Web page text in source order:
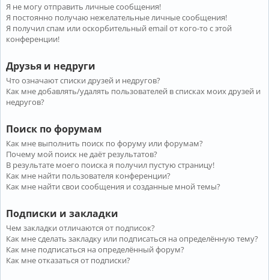
Я не могу отправить личные сообщения!
Я постоянно получаю нежелательные личные сообщения!
Я получил спам или оскорбительный email от кого-то с этой
конференции!
Друзья и недруги
Что означают списки друзей и недругов?
Как мне добавлять/удалять пользователей в списках моих друзей и
недругов?
Поиск по форумам
Как мне выполнить поиск по форуму или форумам?
Почему мой поиск не даёт результатов?
В результате моего поиска я получил пустую страницу!
Как мне найти пользователя конференции?
Как мне найти свои сообщения и созданные мной темы?
Подписки и закладки
Чем закладки отличаются от подписок?
Как мне сделать закладку или подписаться на определённую тему?
Как мне подписаться на определённый форум?
Как мне отказаться от подписки?